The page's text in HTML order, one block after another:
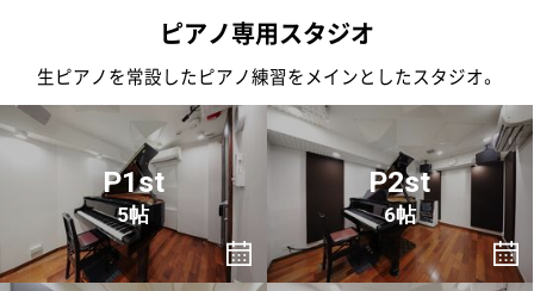
ピアノ専用スタジオ
生ピアノを常設したピアノ練習をメインとしたスタジオ。
P1st
5帖
P2st
6帖